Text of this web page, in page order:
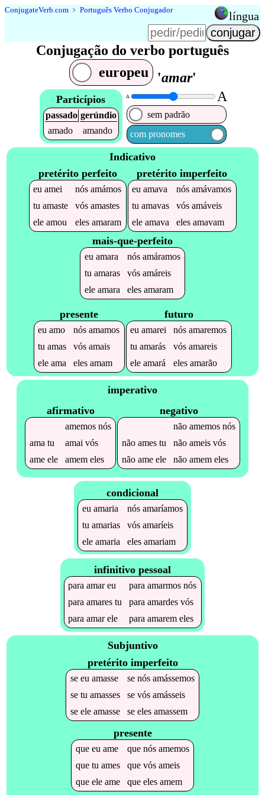
ConjugateVerb.com ﹥ Português Verbo Conjugador língua
Conjugação do verbo português
europeu
'amar'
Particípios
passado gerúndio
amado
amando
A A
sem padrão
com pronomes
Indicativo
pretérito perfeito
euamei nósamámos
tuamaste vósamastes
eleamou elesamaram
pretérito imperfeito
euamava nósamávamos
tuamavas vósamáveis
eleamava elesamavam
mais-que-perfeito
eu amara nós amáramos
tu amaras vós amáreis
ele amara eles amaram
presente
euamo nósamamos
tuamas vósamais
eleama elesamam
futuro
euamarei nósamaremos
tuamarás vósamareis
eleamará elesamarão
imperativo
afirmativo
amemosnós
ama tu amai vós
ameele amemeles
negativo
não amemosnós
não amestu não ameisvós
não ameele não amemeles
condicional
eu amaria nós amaríamos
tu amarias vós amaríeis
ele amaria eles amariam
infinitivo pessoal
paraamareu paraamarmos nós
paraamares tu paraamardes vós
paraamarele paraamarem eles
Subjuntivo
pretérito imperfeito
se eu amasse se nós amássemos
se tu amasses se vós amásseis
se ele amasse se eles amassem
presente
que eu ame que nós amemos
que tu ames que vós ameis
que ele ame que eles amem